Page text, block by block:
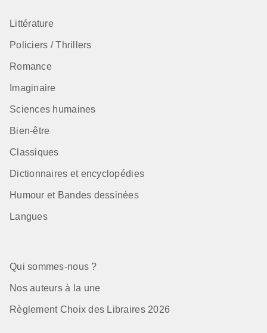
Littérature
Policiers / Thrillers
Romance
Imaginaire
Sciences humaines
Bien-être
Classiques
Dictionnaires et encyclopédies
Humour et Bandes dessinées
Langues
Qui sommes-nous ?
Nos auteurs à la une
Règlement Choix des Libraires 2026